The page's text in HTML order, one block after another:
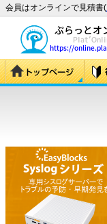
会員はオンラインで見積書(